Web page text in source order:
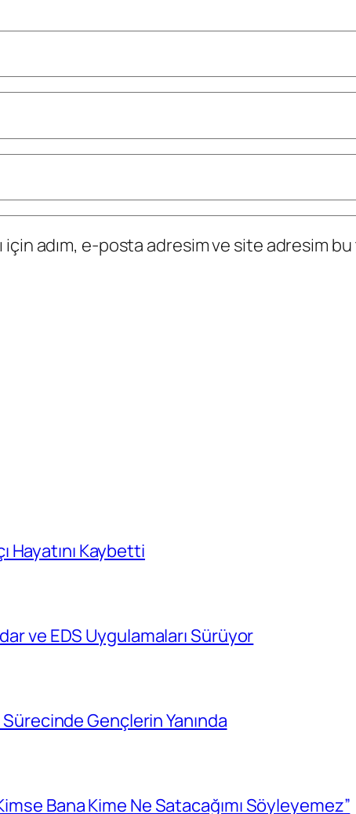
için adım, e-posta adresim ve site adresim bu
Hayatını Kaybetti
ve EDS Uygulamaları Sürüyor
Gençlerin Yanında
Bana Kime Ne Satacağımı Söyleyemez”